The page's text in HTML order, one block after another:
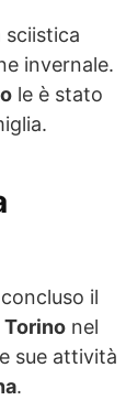
sciistica
invernale.
le è stato
il
Torino nel
sue attività
.